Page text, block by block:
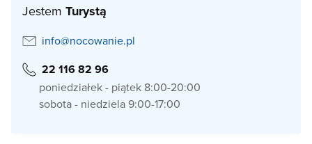
Jestem Turystą
info@nocowanie.pl
22 116 82 96
poniedziałek - piątek 8:00-20:00
sobota - niedziela 9:00-17:00